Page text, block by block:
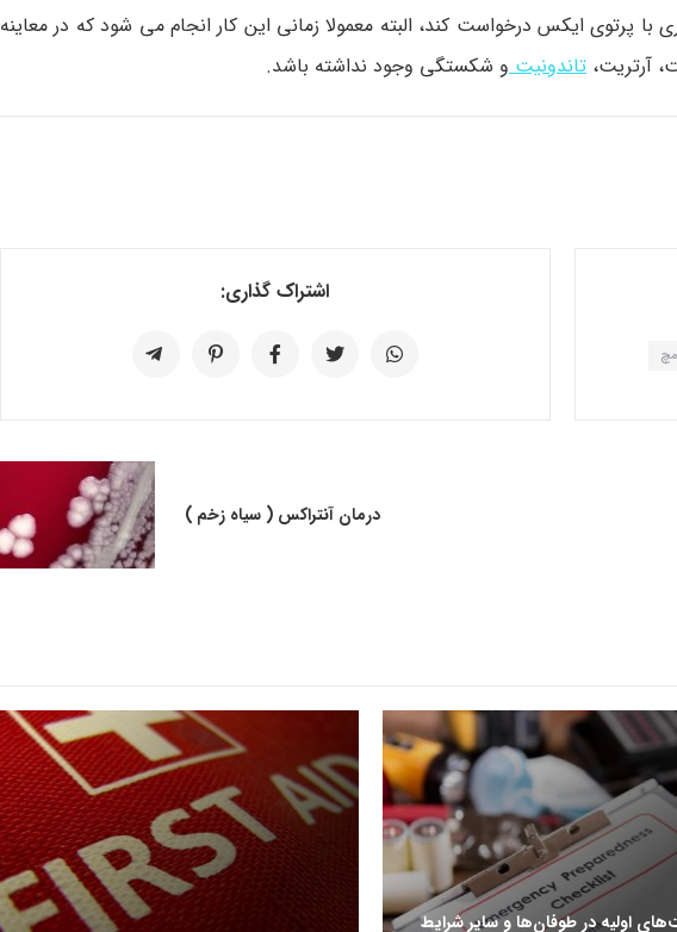
پرتوی ایکس درخواست کند، البته معمولا زمانی این کار انجام می شود که در معاینه
آرتریت، تاندونیتو شکستگی وجود نداشته باشد.
مچ
اشتراک گذاری:
درمان آنتراکس ( سیاه زخم )
اولیه در طوفان‌ها و سایر شرایط